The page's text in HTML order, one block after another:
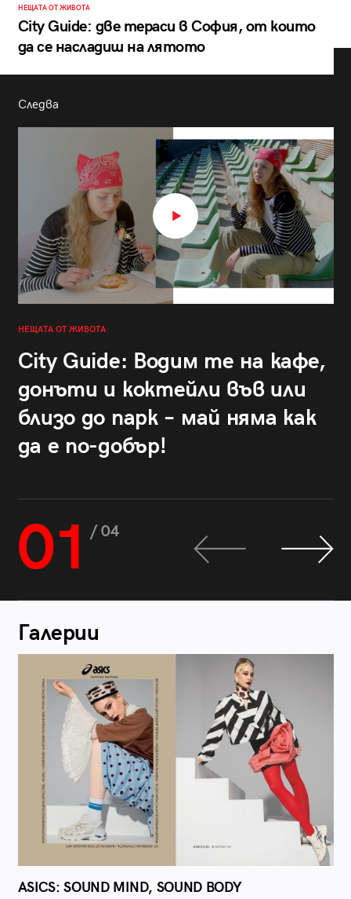
НЕЩАТА ОТ ЖИВОТА
City Guide: две тераси в София, от които
да се насладиш на лятото
Следва
НЕЩАТА ОТ ЖИВОТА
City Guide: Водим те на кафе,
донъти и коктейли във или
близо до парк – май няма как
да е по-добър!
01 / 04
Галерии
ASICS: SOUND MIND, SOUND BODY